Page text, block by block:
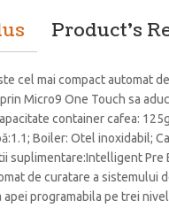
Product's
cel mai compact automat
Micro9 One Touch sa
container cafea:
Boiler: Otel inoxidabil;
suplimentare:Intelligent
de curatare a sistemului
programabila pe trei